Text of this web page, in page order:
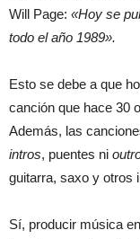
Will Page: «Hoy se
todo el año 1989».
Esto se debe a que
canción que hace 30
Además, las
intros, puentes ni
guitarra, saxo y otros
Sí, producir música